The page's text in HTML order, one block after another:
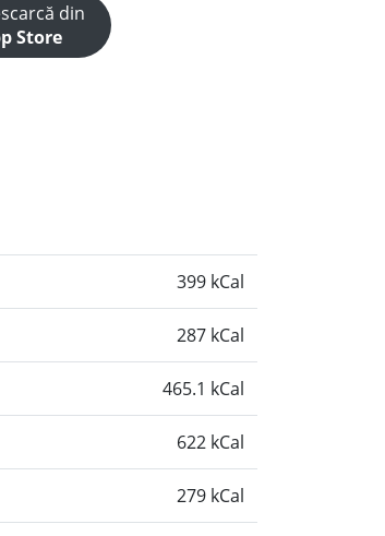
din
Store
399 kCal
287 kCal
465.1 kCal
622 kCal
279 kCal